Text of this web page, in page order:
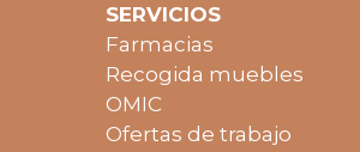
SERVICIOS
Farmacias
Recogida muebles
OMIC
Ofertas de trabajo